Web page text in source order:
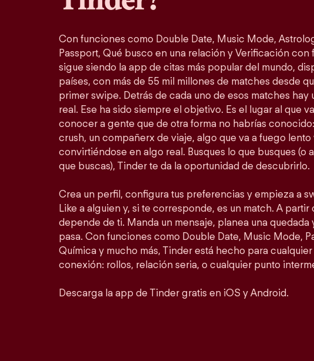
Con funciones como Double Date, Music Mode,
Passport, Qué busco en una relación y Verificación con
sigue siendo la app de citas más popular del mundo,
países, con más de 55 mil millones de matches desde
primer swipe. Detrás de cada uno de esos matches hay
real. Ese ha sido siempre el objetivo. Es el lugar al que
conocer a gente que de otra forma no habrías
crush, un compañerx de viaje, algo que va a fuego lento
convirtiéndose en algo real. Busques lo que busques (o
que buscas), Tinder te da la oportunidad de descubrirlo.
Crea un perfil, configura tus preferencias y empieza a
Like a alguien y, si te corresponde, es un match. A partir
depende de ti. Manda un mensaje, planea una quedada
pasa. Con funciones como Double Date, Music Mode,
Química y mucho más, Tinder está hecho para
conexión: rollos, relación seria, o cualquier punto
Descarga la app de Tinder gratis en iOS y Android.